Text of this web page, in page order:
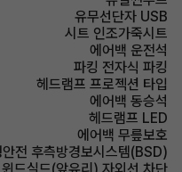
유무선단자 USB
시트 인조가죽시트
에어백 운전석
파킹 전자식 파킹
헤드램프 프로젝션 타입
에어백 동승석
헤드램프 LED
에어백 무릎보호
전 후측방경보시스템(BSD)